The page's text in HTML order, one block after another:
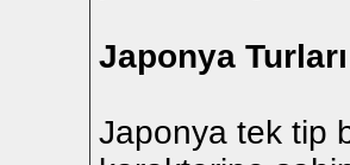
Japonya
Japonya tek tip